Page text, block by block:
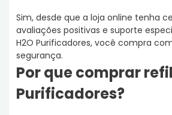
Sim, desde que a loja online tenha
avaliações positivas e suporte
H2O Purificadores, você compra
segurança.
Por que comprar
Purificadores?